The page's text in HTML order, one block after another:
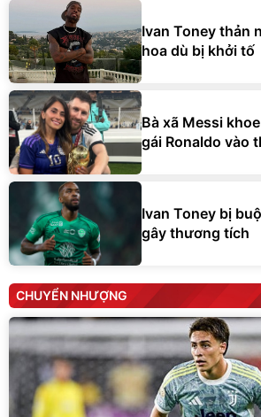
Ivan Toney thản
hoa dù bị khởi tố
Bà xã Messi
gái Ronaldo vào
Ivan Toney bị
gây thương tích
CHUYỂN NHƯỢNG